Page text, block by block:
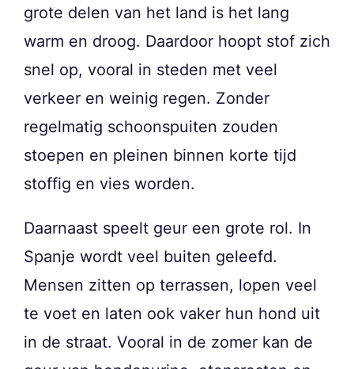
grote delen van het land is het lang
warm en droog. Daardoor hoopt stof zich
snel op, vooral in steden met veel
verkeer en weinig regen. Zonder
regelmatig schoonspuiten zouden
stoepen en pleinen binnen korte tijd
stoffig en vies worden.
Daarnaast speelt geur een grote rol. In
Spanje wordt veel buiten geleefd.
Mensen zitten op terrassen, lopen veel
te voet en laten ook vaker hun hond uit
in de straat. Vooral in de zomer kan de